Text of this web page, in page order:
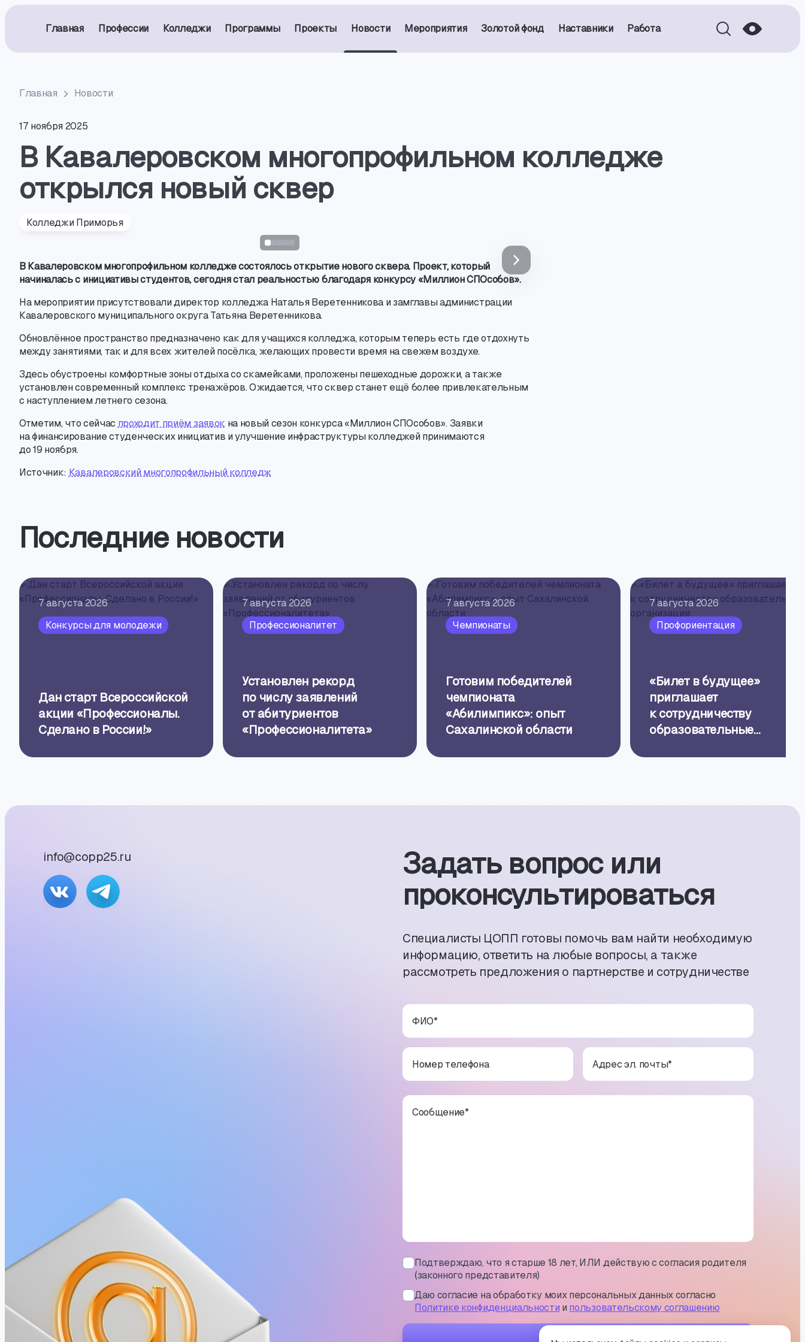
Главная Профессии Колледжи Программы Проекты Новости Мероприятия Золотой фонд Наставники Работа
Главная Новости
17 ноября 2025
В Кавалеровском многопрофильном колледже
открылся новый сквер
Колледжи Приморья
В Кавалеровском многопрофильном колледже состоялось открытие нового сквера. Проект, который
начиналась с инициативы студентов, сегодня стал реальностью благодаря конкурсу «Миллион СПОсобов».
На мероприятии присутствовали директор колледжа Наталья Веретенникова и замглавы администрации
Кавалеровского муниципального округа Татьяна Веретенникова.
Обновлённое пространство предназначено как для учащихся колледжа, которым теперь есть где отдохнуть
между занятиями, так и для всех жителей посёлка, желающих провести время на свежем воздухе.
Здесь обустроены комфортные зоны отдыха со скамейками, проложены пешеходные дорожки, а также
установлен современный комплекс тренажёров. Ожидается, что сквер станет ещё более привлекательным
с наступлением летнего сезона.
Отметим, что сейчас проходит приём заявок на новый сезон конкурса «Миллион СПОсобов». Заявки
на финансирование студенческих инициатив и улучшение инфраструктуры колледжей принимаются
до 19 ноября.
Источник: Кавалеровский многопрофильный колледж
Последние новости
7 августа 2026
Конкурсы для молодежи
Дан старт Всероссийской
акции «Профессионалы.
Сделано в России!»
7 августа 2026
Профессионалитет
Установлен рекорд
по числу заявлений
от абитуриентов
«Профессионалитета»
7 августа 2026
Чемпионаты
Готовим победителей
чемпионата
«Абилимпикс»: опыт
Сахалинской области
7 августа 2026
Профориентация
«Билет в будущее»
приглашает
к сотрудничеству
образовательные
info@copp25.ru
Задать вопрос или
проконсуль­тиро­ваться
Специалисты ЦОПП готовы помочь вам найти необходимую
информацию, ответить на любые вопросы, а также
рассмотреть предложения о партнерстве и сотрудничестве
ФИО*
Номер телефона Адрес эл. почты*
Сообщение*
Подтверждаю, что я старше 18 лет, ИЛИ действую с согласия родителя
(законного представителя)
Даю согласие на обработку моих персональных данных согласно
Политике конфиденциальности и пользовательскому соглашению